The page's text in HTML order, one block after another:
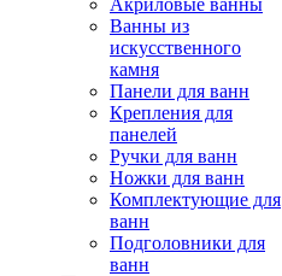
Акриловые ванны
Ванны из
искусственного
камня
Панели для ванн
Крепления для
панелей
Ручки для ванн
Ножки для ванн
Комплектующие для
ванн
Подголовники для
ванн